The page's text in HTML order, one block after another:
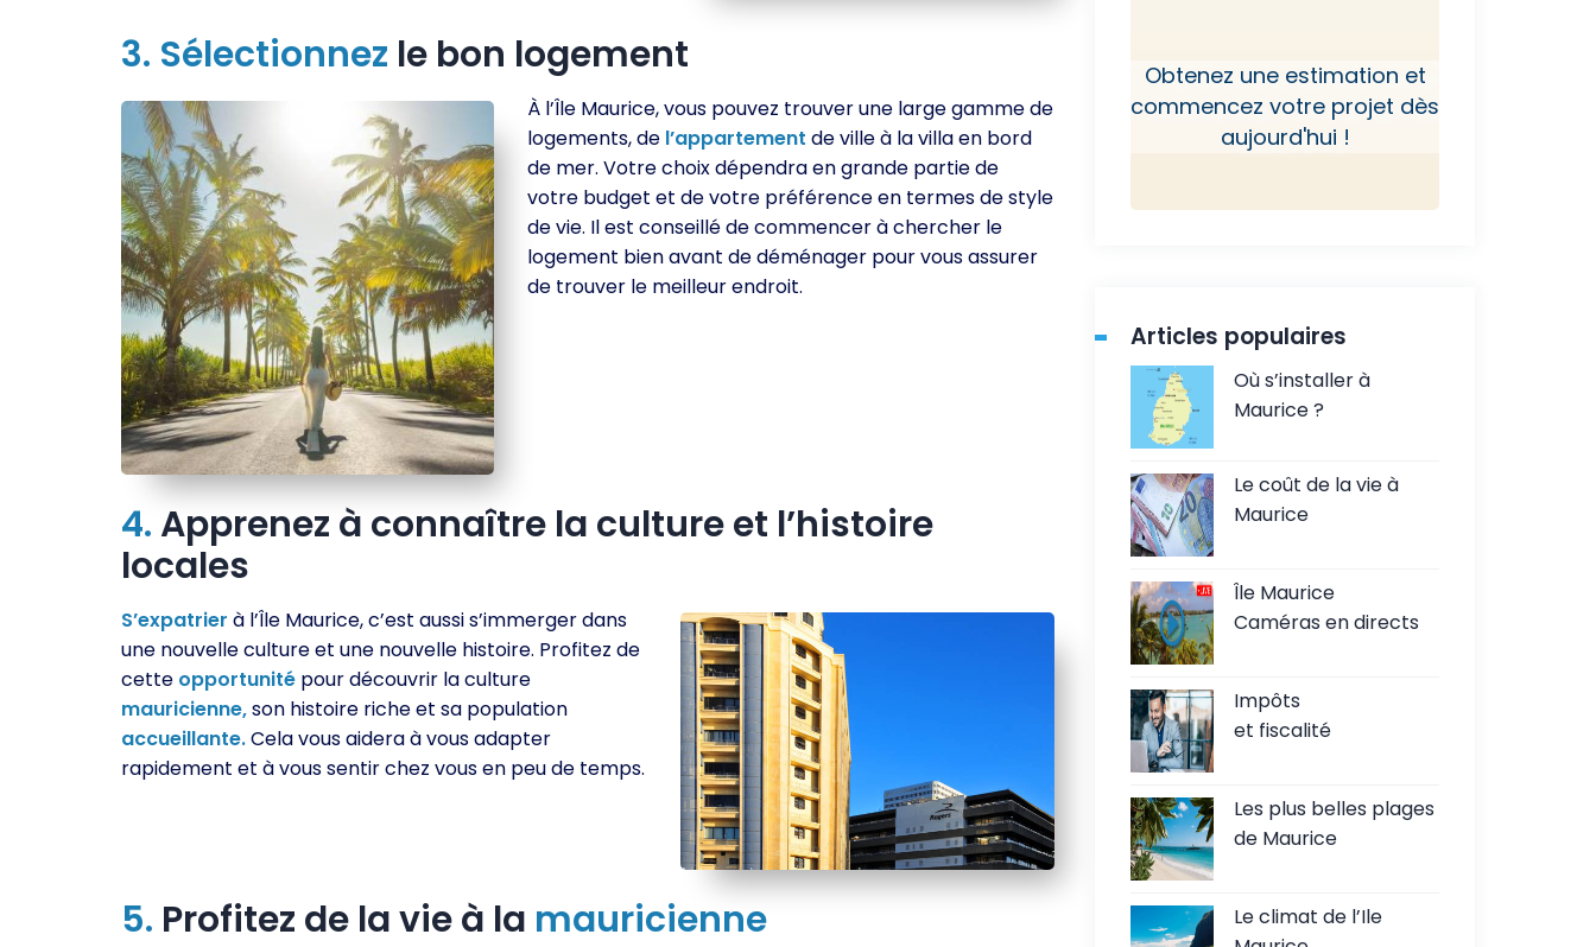
3. Sélectionnez le bon logement
À l’Île Maurice, vous pouvez trouver une large gamme de
logements, de l’appartement de ville à la villa en bord
de mer. Votre choix dépendra en grande partie de
votre budget et de votre préférence en termes de style
de vie. Il est conseillé de commencer à chercher le
logement bien avant de déménager pour vous assurer
de trouver le meilleur endroit.
4. Apprenez à connaître la culture et l’histoire
locales
S’expatrier à l’Île Maurice, c’est aussi s’immerger dans
une nouvelle culture et une nouvelle histoire. Profitez de
cette opportunité pour découvrir la culture
mauricienne,son histoire riche et sa population
accueillante.Cela vous aidera à vous adapter
rapidement et à vous sentir chez vous en peu de temps.
5. Profitez de la vie à la mauricienne
Obtenez une estimation et
commencez votre projet dès
aujourd'hui !
Articles populaires
Où s’installer à
Maurice ?
Le coût de la vie à
Maurice
Île Maurice
Caméras en directs
Impôts
et fiscalité
Les plus belles plages
de Maurice
Le climat de l’Ile